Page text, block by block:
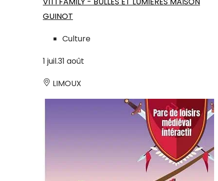
GUINOT
Culture
1 juil.31 août
LIMOUX